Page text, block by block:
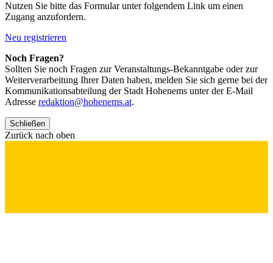
Nutzen Sie bitte das Formular unter folgendem Link um einen
Zugang anzufordern.
Neu registrieren
Noch Fragen?
Sollten Sie noch Fragen zur Veranstaltungs-Bekanntgabe oder zur
Weiterverarbeitung Ihrer Daten haben, melden Sie sich gerne bei der
Kommunikationsabteilung der Stadt Hohenems unter der E-Mail
Adresse redaktion@hohenems.at.
Schließen
Zurück nach oben